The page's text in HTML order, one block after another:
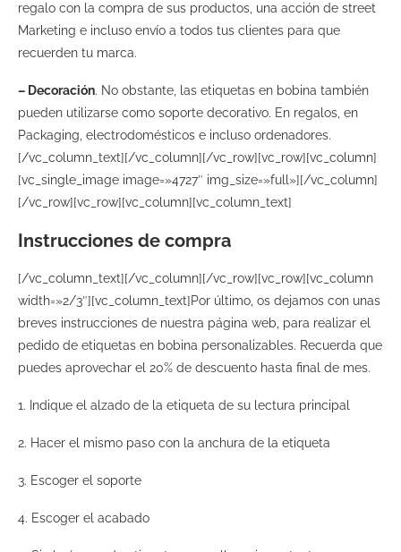
regalo con la compra de sus productos, una acción de street
Marketing e incluso envío a todos tus clientes para que
recuerden tu marca.
– Decoración. No obstante, las etiquetas en bobina también
pueden utilizarse como soporte decorativo. En regalos, en
Packaging, electrodomésticos e incluso ordenadores.
[/vc_column_text][/vc_column][/vc_row][vc_row][vc_column]
[vc_single_image image=»4727″ img_size=»full»][/vc_column]
[/vc_row][vc_row][vc_column][vc_column_text]
Instrucciones de compra
[/vc_column_text][/vc_column][/vc_row][vc_row][vc_column
width=»2/3″][vc_column_text]Por último, os dejamos con unas
breves instrucciones de nuestra página web, para realizar el
pedido de etiquetas en bobina personalizables. Recuerda que
puedes aprovechar el 20% de descuento hasta final de mes.
1. Indique el alzado de la etiqueta de su lectura principal
2. Hacer el mismo paso con la anchura de la etiqueta
3. Escoger el soporte
4. Escoger el acabado